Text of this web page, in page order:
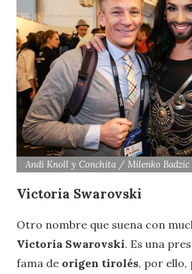
Andi Knoll y Conchita / Milenko Badzic
Victoria Swarovski
Otro nombre que suena con
Victoria Swarovski. Es una
fama de origen tirolés, por ello,